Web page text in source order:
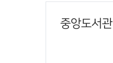
중앙도서관